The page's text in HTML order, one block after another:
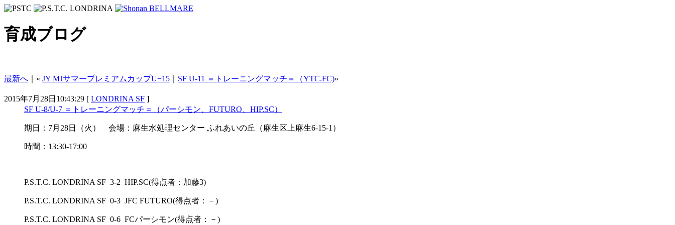
育成ブログ
最新へ ｜« JY MJサマープレミアムカップU−15 SF U-11 ＝トレーニングマッチ＝（YTC.FC)»
2015年7月28日10:43:29 [ LONDRINA SF ]
SF U-8/U-7 ＝トレーニングマッチ＝（パーシモン、FUTURO、HIP.SC）
期日：7月28日（火） 会場：麻生水処理センター ふれあいの丘（麻生区上麻生6-15-1）
時間：13:30-17:00
P.S.T.C. LONDRINA SF 3-2 HIP.SC(得点者：加藤3)
P.S.T.C. LONDRINA SF 0-3 JFC FUTURO(得点者：－)
P.S.T.C. LONDRINA SF 0-6 FCパーシモン(得点者：－)